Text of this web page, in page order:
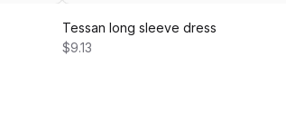
Tessan long sleeve dress
$9.13